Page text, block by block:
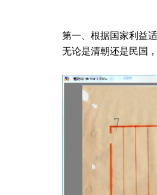
第一、根据国家利益
无论是清朝还是民国